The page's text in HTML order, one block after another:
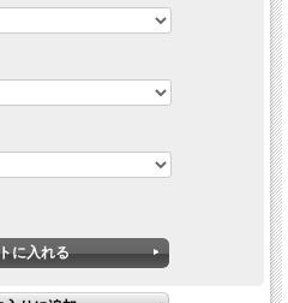
きく関与します。
軽量かつ強靭なカーボンファイバー製のホ
、ブレーキング、加速、どれをとっても最
。ROTOBOX：6.69kg（42.8%軽量）